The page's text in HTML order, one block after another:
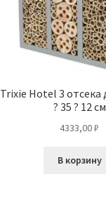
Trixie Hotel 3 отсека
? 35 ? 12 см
4333,00₽
В корзину